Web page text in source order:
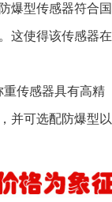
爆型传感器符合国
这使得该传感器在
重传感器具有高精
并可选配防爆型以